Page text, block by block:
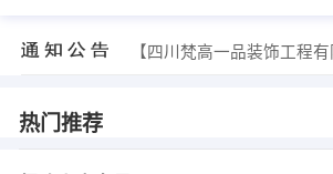
【四川梵高一品装饰工程
热门推荐